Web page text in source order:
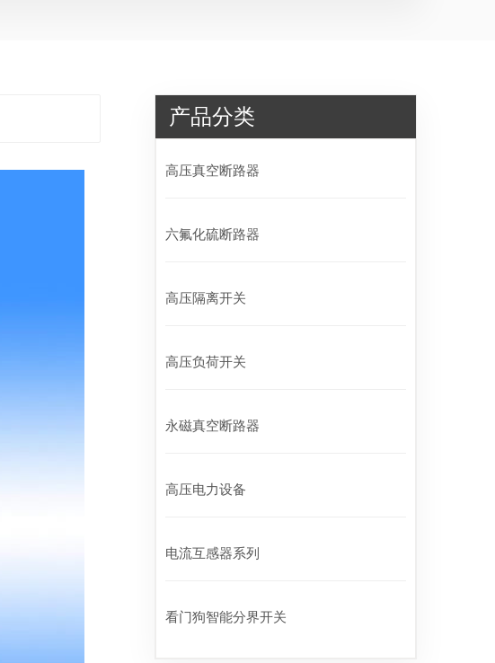
产品分类
高压真空断路器
六氟化硫断路器
高压隔离开关
高压负荷开关
永磁真空断路器
高压电力设备
电流互感器系列
看门狗智能分界开关